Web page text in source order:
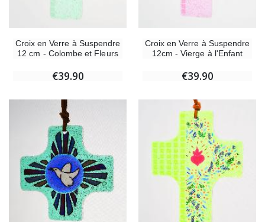
Croix en Verre à Suspendre
12 cm - Colombe et Fleurs
€39.90
Croix en Verre à Suspendre
12cm - Vierge à l'Enfant
€39.90